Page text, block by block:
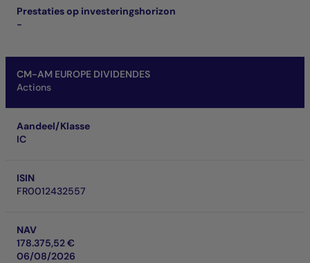
Prestaties op investeringshorizon
-
CM-AM EUROPE DIVIDENDES
Actions
Aandeel/Klasse
IC
ISIN
FR0012432557
NAV
178.375,52 €
06/08/2026